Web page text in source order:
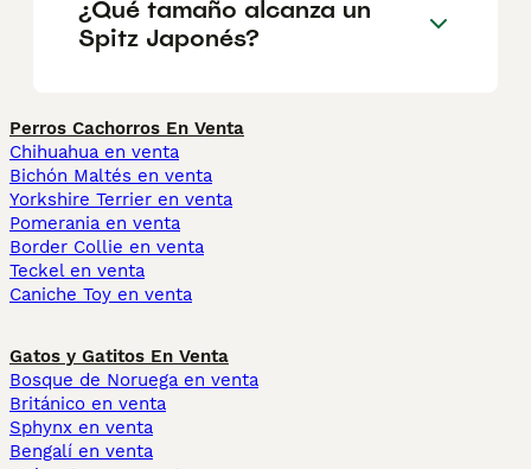
¿Qué tamaño alcanza un
Spitz Japonés?
Perros Cachorros En Venta
Chihuahua en venta
Bichón Maltés en venta
Yorkshire Terrier en venta
Pomerania en venta
Border Collie en venta
Teckel en venta
Caniche Toy en venta
Gatos y Gatitos En Venta
Bosque de Noruega en venta
Británico en venta
Sphynx en venta
Bengalí en venta